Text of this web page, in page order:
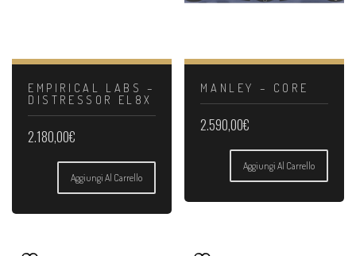
EMPIRICAL LABS –
DISTRESSOR EL8X
2.180,00€
Aggiungi Al Carrello
MANLEY – CORE
2.590,00€
Aggiungi Al Carrello